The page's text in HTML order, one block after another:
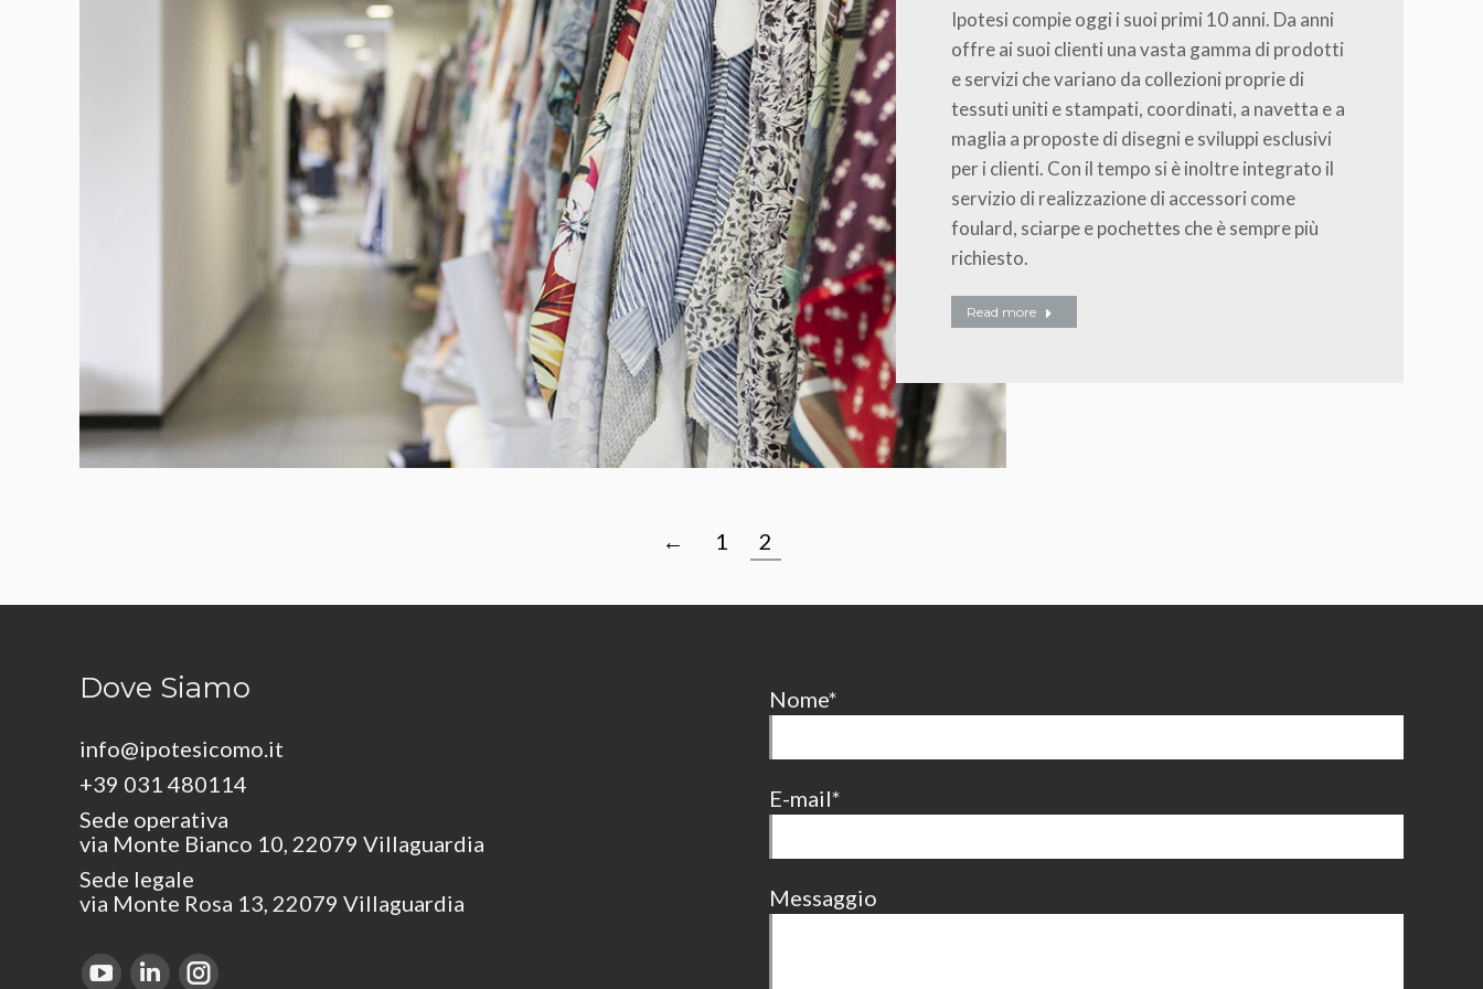
Ipotesi compie oggi i suoi primi 10 anni. Da anni
offre ai suoi clienti una vasta gamma di prodotti
e servizi che variano da collezioni proprie di
tessuti uniti e stampati, coordinati, a navetta e a
maglia a proposte di disegni e sviluppi esclusivi
per i clienti. Con il tempo si è inoltre integrato il
servizio di realizzazione di accessori come
foulard, sciarpe e pochettes che è sempre più
richiesto.
Read more
← 1 2
Dove Siamo
info@ipotesicomo.it
+39 031 480114
Sede operativa
via Monte Bianco 10, 22079 Villaguardia
Sede legale
via Monte Rosa 13, 22079 Villaguardia
Find us on:
Nome*
E-mail*
Messaggio